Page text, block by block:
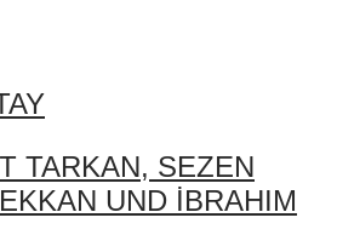
TARKAN, SEZEN
UND İBRAHIM